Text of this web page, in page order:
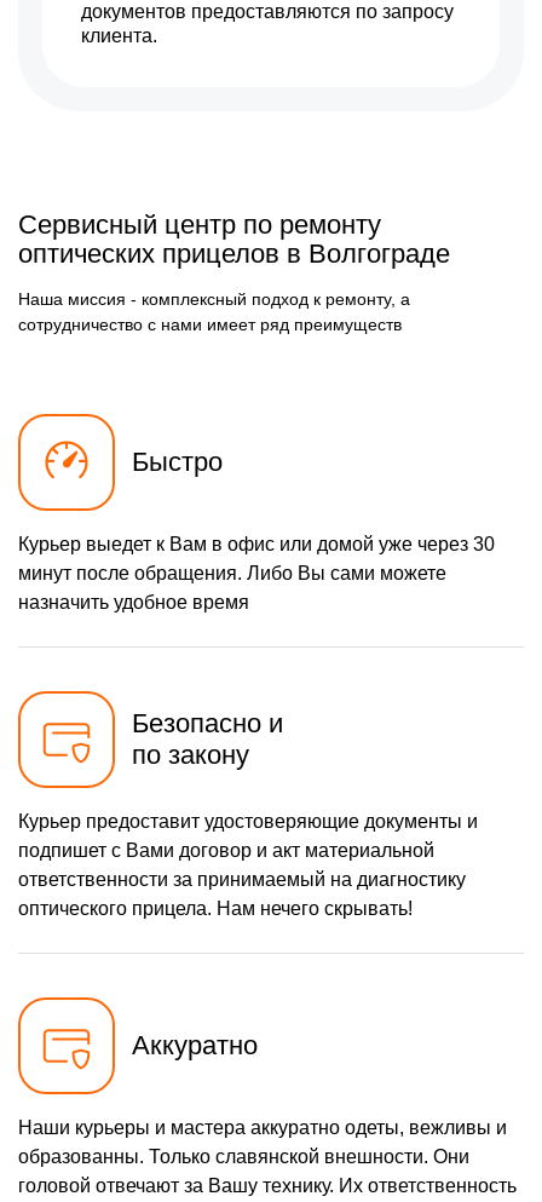
документов предоставляются по запросу
клиента.
Сервисный центр по ремонту
оптических прицелов в Волгограде
Наша миссия - комплексный подход к ремонту, а
сотрудничество с нами имеет ряд преимуществ
Быстро
Курьер выедет к Вам в офис или домой уже через 30
минут после обращения. Либо Вы сами можете
назначить удобное время
Безопасно и
по закону
Курьер предоставит удостоверяющие документы и
подпишет с Вами договор и акт материальной
ответственности за принимаемый на диагностику
оптического прицела. Нам нечего скрывать!
Аккуратно
Наши курьеры и мастера аккуратно одеты, вежливы и
образованны. Только славянской внешности. Они
головой отвечают за Вашу технику. Их ответственность